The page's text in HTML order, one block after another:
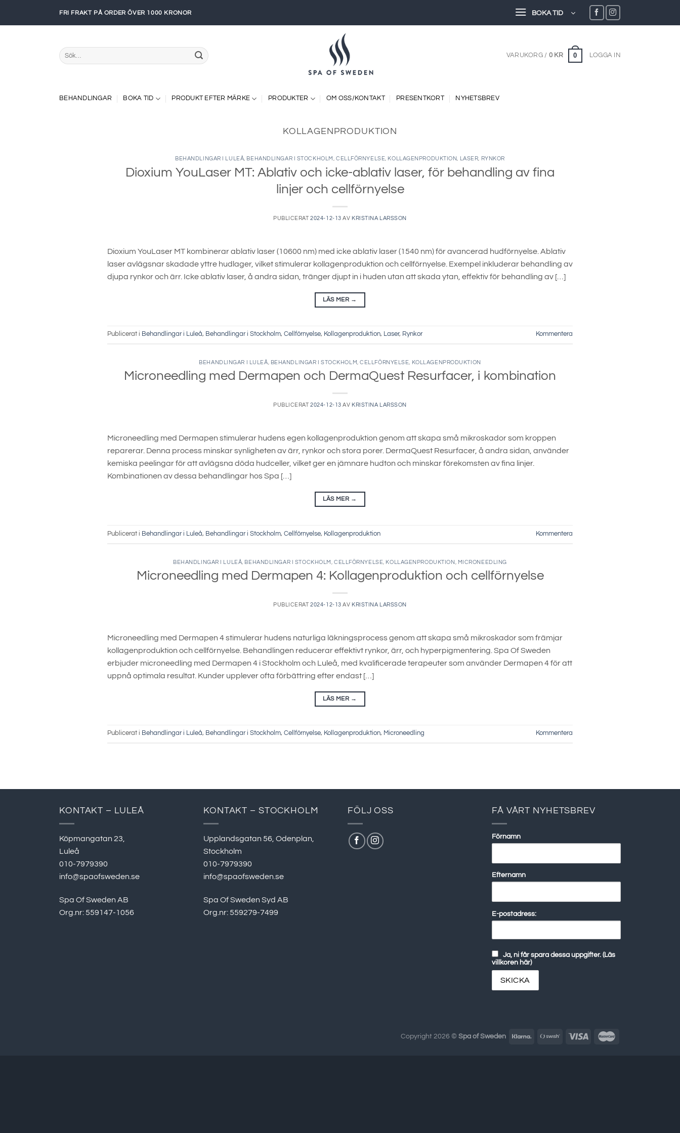
FRI FRAKT PÅ ORDER ÖVER 1000 KRONOR BOKA TID
Sök
efter:
VARUKORG / 0 KR 0 LOGGA IN
BEHANDLINGAR BOKA TID PRODUKT EFTER MÄRKE PRODUKTER OM OSS/KONTAKT PRESENTKORT NYHETSBREV
KOLLAGENPRODUKTION
BEHANDLINGAR I LULEÅ BEHANDLINGAR I STOCKHOLM CELLFÖRNYELSE KOLLAGENPRODUKTION LASER RYNKOR
Dioxium YouLaser MT: Ablativ och icke-ablativ laser, för behandling av fina
linjer och cellförnyelse
PUBLICERAT2024-12-13 AV KRISTINA LARSSON
Dioxium YouLaser MT kombinerar ablativ laser (10600 nm) med icke ablativ laser (1540 nm) för avancerad hudförnyelse. Ablativ
laser avlägsnar skadade yttre hudlager, vilket stimulerar kollagenproduktion och cellförnyelse. Exempel inkluderar behandling av
djupa rynkor och ärr. Icke ablativ laser, å andra sidan, tränger djupt in i huden utan att skada ytan, effektiv för behandling av […]
LÄS MER →
Publicerat i Behandlingar i Luleå, Behandlingar i Stockholm, Cellförnyelse, Kollagenproduktion, Laser, Rynkor Kommentera
BEHANDLINGAR I LULEÅ BEHANDLINGAR I STOCKHOLM ,CELLFÖRNYELSE KOLLAGENPRODUKTION
Microneedling med Dermapen och DermaQuest Resurfacer, i kombination
PUBLICERAT2024-12-13 AV KRISTINA LARSSON
Microneedling med Dermapen stimulerar hudens egen kollagenproduktion genom att skapa små mikroskador som kroppen
reparerar. Denna process minskar synligheten av ärr, rynkor och stora porer. DermaQuest Resurfacer, å andra sidan, använder
kemiska peelingar för att avlägsna döda hudceller, vilket ger en jämnare hudton och minskar förekomsten av fina linjer.
Kombinationen av dessa behandlingar hos Spa […]
LÄS MER →
Publicerat i Behandlingar i Luleå, Behandlingar i Stockholm, Cellförnyelse, Kollagenproduktion Kommentera
BEHANDLINGAR I LULEÅ BEHANDLINGAR I STOCKHOLM CELLFÖRNYELSE KOLLAGENPRODUKTION MICRONEEDLING
Microneedling med Dermapen 4: Kollagenproduktion och cellförnyelse
PUBLICERAT2024-12-13 AV KRISTINA LARSSON
Microneedling med Dermapen 4 stimulerar hudens naturliga läkningsprocess genom att skapa små mikroskador som främjar
kollagenproduktion och cellförnyelse. Behandlingen reducerar effektivt rynkor, ärr, och hyperpigmentering. Spa Of Sweden
erbjuder microneedling med Dermapen 4 i Stockholm och Luleå, med kvalificerade terapeuter som använder Dermapen 4 för att
uppnå optimala resultat. Kunder upplever ofta förbättring efter endast […]
LÄS MER →
Publicerat i Behandlingar i Luleå, Behandlingar i Stockholm, Cellförnyelse, Kollagenproduktion, Microneedling Kommentera
KONTAKT – LULEÅ
Köpmangatan 23,
Luleå
010-7979390
info@spaofsweden.se
Spa Of Sweden AB
Org.nr: 559147-1056
KONTAKT – STOCKHOLM
Upplandsgatan 56, Odenplan,
Stockholm
010-7979390
info@spaofsweden.se
Spa Of Sweden Syd AB
Org.nr: 559279-7499
FÖLJ OSS FÅ VÅRT NYHETSBREV
Förnamn
Efternamn
E-postadress:
Ja, ni får spara dessa uppgifter. (Läs
villkoren här)
Copyright 2026 © Spa of Sweden